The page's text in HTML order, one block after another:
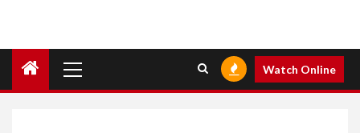
Watch Online